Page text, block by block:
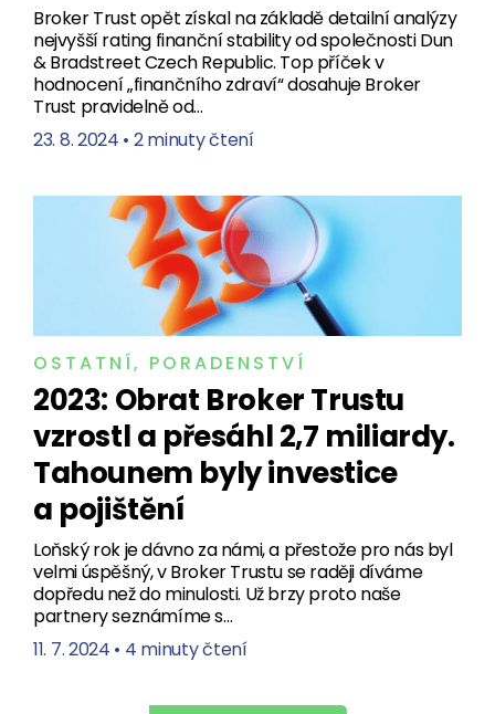
Broker Trust opět získal na základě detailní analýzy
nejvyšší rating finanční stability od společnosti Dun
& Bradstreet Czech Republic. Top příček v
hodnocení „finančního zdraví“ dosahuje Broker
Trust pravidelně od…
23. 8. 2024 • 2 minuty čtení
OSTATNÍ, PORADENSTVÍ
2023: Obrat Broker Trustu
vzrostl a přesáhl 2,7 miliardy.
Tahounem byly investice
a pojištění
Loňský rok je dávno za námi, a přestože pro nás byl
velmi úspěšný, v Broker Trustu se raději díváme
dopředu než do minulosti. Už brzy proto naše
partnery seznámíme s…
11. 7. 2024 • 4 minuty čtení